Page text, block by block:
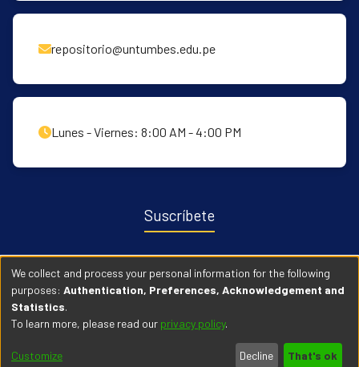
repositorio@untumbes.edu.pe
Lunes - Viernes: 8:00 AM - 4:00 PM
Suscríbete
Recibe notificaciones sobre nuevas publicaciones y eventos
relacionados con el repositorio. ingresa Aqui →
We collect and process your personal information for the following
purposes: Authentication, Preferences, Acknowledgement and
Statistics.
To learn more, please read our privacy policy.
Customize Decline That's ok